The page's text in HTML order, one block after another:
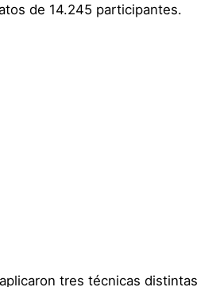
de 14.245 participantes.
tres técnicas distintas